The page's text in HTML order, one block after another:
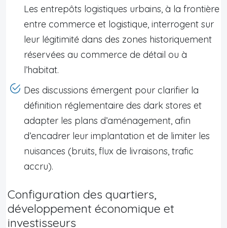
Les entrepôts logistiques urbains, à la frontière
entre commerce et logistique, interrogent sur
leur légitimité dans des zones historiquement
réservées au commerce de détail ou à
l’habitat.
Des discussions émergent pour clarifier la
définition réglementaire des dark stores et
adapter les plans d’aménagement, afin
d’encadrer leur implantation et de limiter les
nuisances (bruits, flux de livraisons, trafic
accru).
Configuration des quartiers,
développement économique et
investisseurs